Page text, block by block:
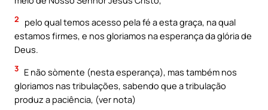
2
pelo qual temos acesso pela fé a esta graça, na qual
estamos firmes, e nos gloriamos na esperança da glória de
Deus.
3 E não sòmente (nesta esperança), mas também nos
gloriamos nas tribulações, sabendo que a tribulação
produz a paciência, (ver nota)